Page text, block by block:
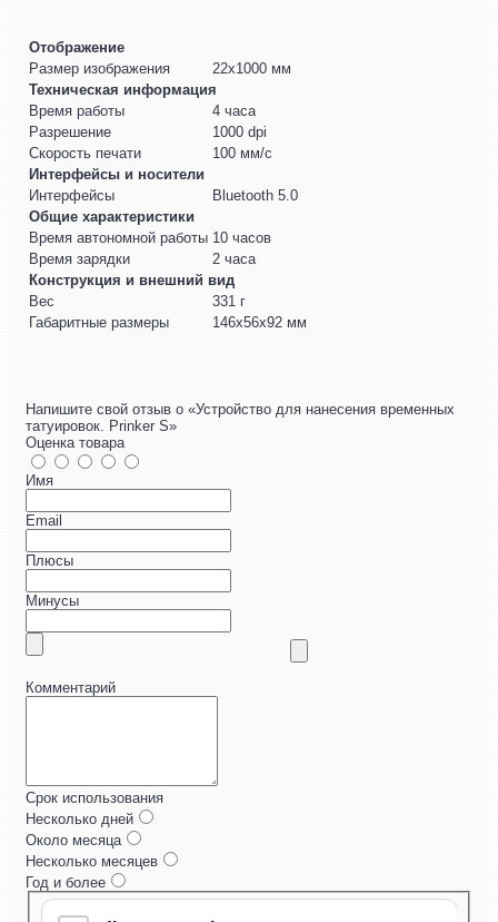
Отображение
Размер изображения
22х1000 мм
Техническая информация
Время работы
4 часа
Разрешение
1000 dpi
Скорость печати
100 мм/с
Интерфейсы и носители
Интерфейсы
Bluetooth 5.0
Общие характеристики
Время автономной работы 10 часов
Время зарядки
2 часа
Конструкция и внешний вид
Вес
331 г
Габаритные размеры
146х56х92 мм
Напишите свой отзыв о «Устройство для нанесения временных
татуировок. Prinker S»
Оценка товара
Имя
Email
Плюсы
Минусы
Комментарий
Срок использования
Несколько дней
Около месяца
Несколько месяцев
Год и более